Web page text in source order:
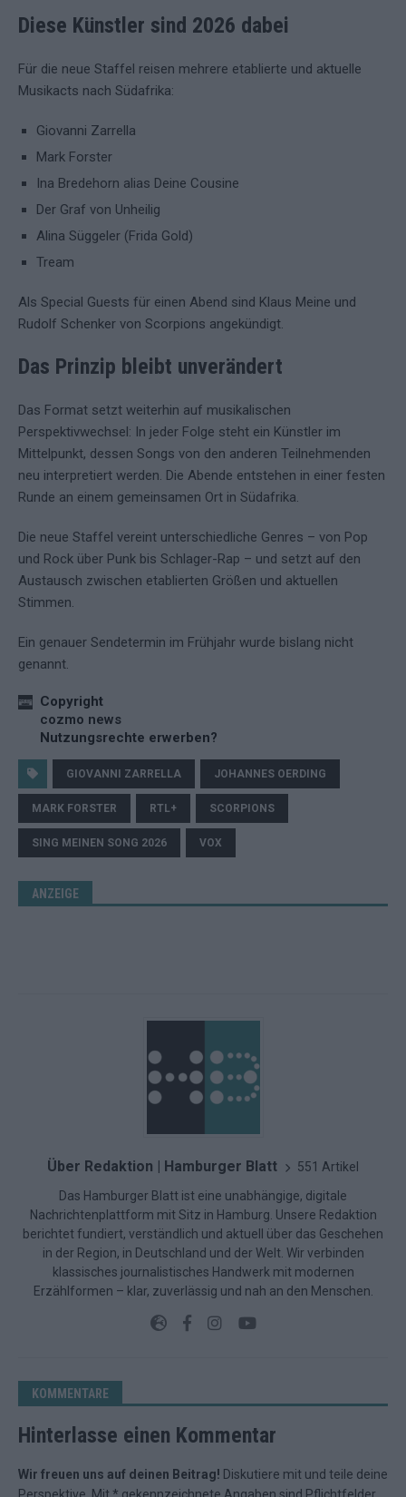
Diese Künstler sind 2026 dabei
Für die neue Staffel reisen mehrere etablierte und aktuelle
Musikacts nach Südafrika:
Giovanni Zarrella
Mark Forster
Ina Bredehorn alias Deine Cousine
Der Graf von Unheilig
Alina Süggeler (Frida Gold)
Tream
Als Special Guests für einen Abend sind Klaus Meine und
Rudolf Schenker von Scorpions angekündigt.
Das Prinzip bleibt unverändert
Das Format setzt weiterhin auf musikalischen
Perspektivwechsel: In jeder Folge steht ein Künstler im
Mittelpunkt, dessen Songs von den anderen Teilnehmenden
neu interpretiert werden. Die Abende entstehen in einer festen
Runde an einem gemeinsamen Ort in Südafrika.
Die neue Staffel vereint unterschiedliche Genres – von Pop
und Rock über Punk bis Schlager-Rap – und setzt auf den
Austausch zwischen etablierten Größen und aktuellen
Stimmen.
Ein genauer Sendetermin im Frühjahr wurde bislang nicht
genannt.
Copyright
cozmo news
Nutzungsrechte erwerben?
GIOVANNI ZARRELLA JOHANNES OERDING
MARK FORSTER RTL+ SCORPIONS
SING MEINEN SONG 2026 VOX
ANZEIGE
Über Redaktion | Hamburger Blatt 551 Artikel
Das Hamburger Blatt ist eine unabhängige, digitale
Nachrichtenplattform mit Sitz in Hamburg. Unsere Redaktion
berichtet fundiert, verständlich und aktuell über das Geschehen
in der Region, in Deutschland und der Welt. Wir verbinden
klassisches journalistisches Handwerk mit modernen
Erzählformen – klar, zuverlässig und nah an den Menschen.
KOMMENTARE
Hinterlasse einen Kommentar
Wir freuen uns auf deinen Beitrag! Diskutiere mit und teile deine